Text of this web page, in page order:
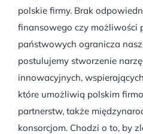
polskie firmy. Brak
finansowego czy możliwości
państwowych ogranicza
postulujemy stworzenie
innowacyjnych,
które umożliwią polskim
partnerstw, także
konsorcjom. Chodzi o to, by